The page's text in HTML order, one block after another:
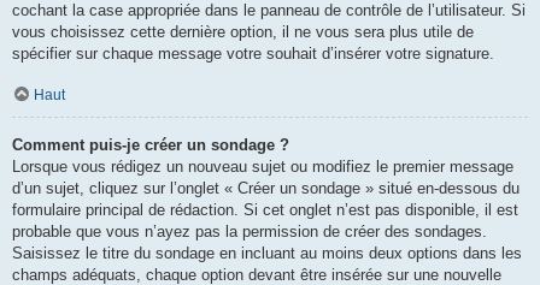
cochant la case appropriée dans le panneau de contrôle de l’utilisateur. Si
vous choisissez cette dernière option, il ne vous sera plus utile de
spécifier sur chaque message votre souhait d’insérer votre signature.
Haut
Comment puis-je créer un sondage ?
Lorsque vous rédigez un nouveau sujet ou modifiez le premier message
d’un sujet, cliquez sur l’onglet « Créer un sondage » situé en-dessous du
formulaire principal de rédaction. Si cet onglet n’est pas disponible, il est
probable que vous n’ayez pas la permission de créer des sondages.
Saisissez le titre du sondage en incluant au moins deux options dans les
champs adéquats, chaque option devant être insérée sur une nouvelle